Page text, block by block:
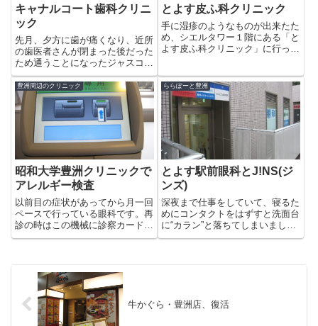
キャナルコート歯科クリニ
ック
先月、夕方に歯が痛くなり、近所
の歯医者さんが閉まった後だった
ため通うことになったジャスコ東
雲店内のキャナルコート歯科クリ
ニック。個室になっているため、
中は通路と部屋で仕切られて迷路
のようです。先月はいきなり親知
らずを抜くことを宣告され、大
とよす皮ふ科クリニック
手に湿疹のようなものが出来たた
め、シエルタワー１階にある「と
よす皮ふ科クリニック」に行って
先生は日によって違うようです。
私を診てくれた火曜日の男性の先
生は、皮膚の状態を図に描いて
丁...
豊洲周辺のクリニック
昭和大学豊洲クリニックで
アレルギー検査
以前目の症状があってから月一回
ペースで行っている眼科です。再
診の時はこの機械に診察カードを
通すと、受付票が発行されます。
組みです。いつも眼科の前は誰か
しら待っています。先月は視
力、...
ららぽーと豊洲
とよす駅前眼科とJ!NS(ジ
ンズ)
深夜まで仕事をしていて、寝るた
めにコンタクトをはずすと洗面台
に“カラン”と落ちてしまいまし
た。ああっ、こんな時に限って蓋
牛かぐら・豊洲店、復活